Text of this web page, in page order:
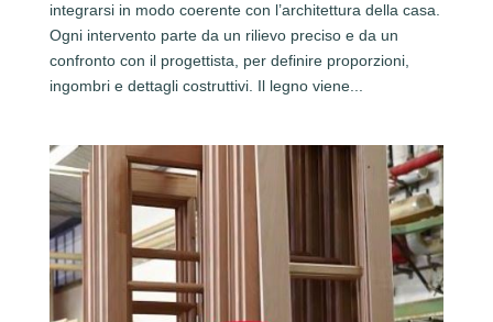
integrarsi in modo coerente con l’architettura della casa.
Ogni intervento parte da un rilievo preciso e da un
confronto con il progettista, per definire proporzioni,
ingombri e dettagli costruttivi. Il legno viene...